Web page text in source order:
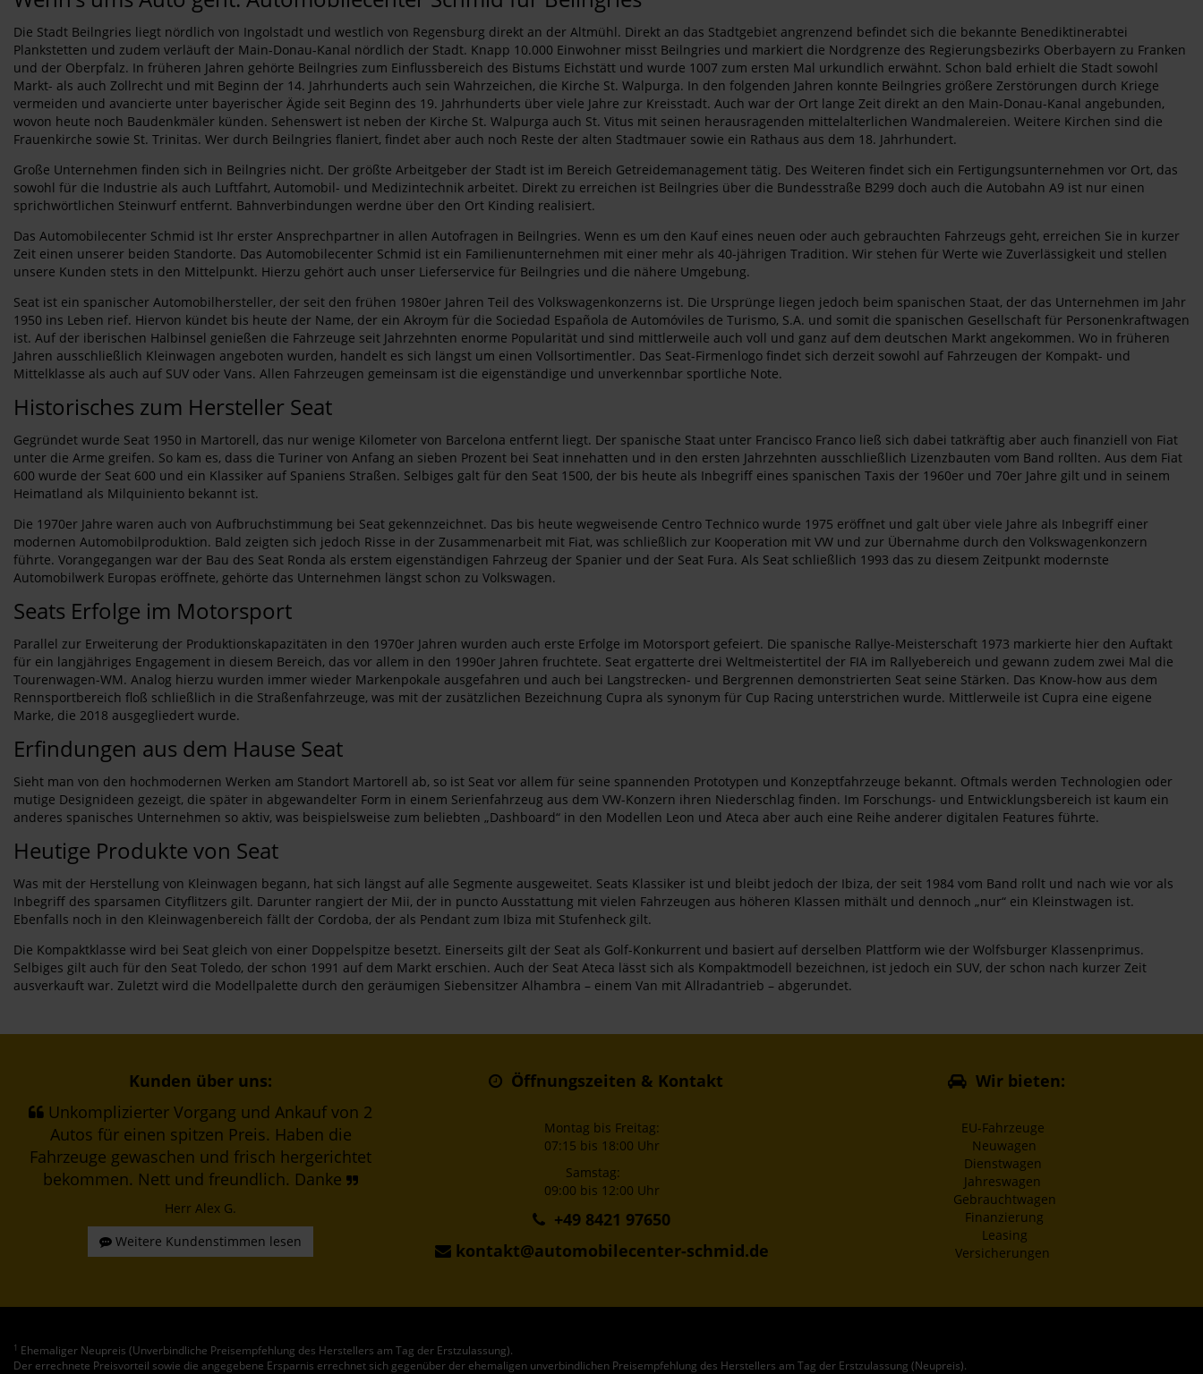
Die Stadt Beilngries liegt nördlich von Ingolstadt und westlich von Regensburg direkt an der Altmühl. Direkt an das Stadtgebiet angrenzend befindet sich die bekannte Benediktinerabtei
Plankstetten und zudem verläuft der Main-Donau-Kanal nördlich der Stadt. Knapp 10.000 Einwohner misst Beilngries und markiert die Nordgrenze des Regierungsbezirks Oberbayern zu Franken
und der Oberpfalz. In früheren Jahren gehörte Beilngries zum Einflussbereich des Bistums Eichstätt und wurde 1007 zum ersten Mal urkundlich erwähnt. Schon bald erhielt die Stadt sowohl
Markt- als auch Zollrecht und mit Beginn der 14. Jahrhunderts auch sein Wahrzeichen, die Kirche St. Walpurga. In den folgenden Jahren konnte Beilngries größere Zerstörungen durch Kriege
vermeiden und avancierte unter bayerischer Ägide seit Beginn des 19. Jahrhunderts über viele Jahre zur Kreisstadt. Auch war der Ort lange Zeit direkt an den Main-Donau-Kanal angebunden,
wovon heute noch Baudenkmäler künden. Sehenswert ist neben der Kirche St. Walpurga auch St. Vitus mit seinen herausragenden mittelalterlichen Wandmalereien. Weitere Kirchen sind die
Frauenkirche sowie St. Trinitas. Wer durch Beilngries flaniert, findet aber auch noch Reste der alten Stadtmauer sowie ein Rathaus aus dem 18. Jahrhundert.
Große Unternehmen finden sich in Beilngries nicht. Der größte Arbeitgeber der Stadt ist im Bereich Getreidemanagement tätig. Des Weiteren findet sich ein Fertigungsunternehmen vor Ort, das
sowohl für die Industrie als auch Luftfahrt, Automobil- und Medizintechnik arbeitet. Direkt zu erreichen ist Beilngries über die Bundesstraße B299 doch auch die Autobahn A9 ist nur einen
sprichwörtlichen Steinwurf entfernt. Bahnverbindungen werdne über den Ort Kinding realisiert.
Das Automobilecenter Schmid ist Ihr erster Ansprechpartner in allen Autofragen in Beilngries. Wenn es um den Kauf eines neuen oder auch gebrauchten Fahrzeugs geht, erreichen Sie in kurzer
Zeit einen unserer beiden Standorte. Das Automobilecenter Schmid ist ein Familienunternehmen mit einer mehr als 40-jährigen Tradition. Wir stehen für Werte wie Zuverlässigkeit und stellen
unsere Kunden stets in den Mittelpunkt. Hierzu gehört auch unser Lieferservice für Beilngries und die nähere Umgebung.
Seat ist ein spanischer Automobilhersteller, der seit den frühen 1980er Jahren Teil des Volkswagenkonzerns ist. Die Ursprünge liegen jedoch beim spanischen Staat, der das Unternehmen im Jahr
1950 ins Leben rief. Hiervon kündet bis heute der Name, der ein Akroym für die Sociedad Española de Automóviles de Turismo, S.A. und somit die spanischen Gesellschaft für Personenkraftwagen
ist. Auf der iberischen Halbinsel genießen die Fahrzeuge seit Jahrzehnten enorme Popularität und sind mittlerweile auch voll und ganz auf dem deutschen Markt angekommen. Wo in früheren
Jahren ausschließlich Kleinwagen angeboten wurden, handelt es sich längst um einen Vollsortimentler. Das Seat-Firmenlogo findet sich derzeit sowohl auf Fahrzeugen der Kompakt- und
Mittelklasse als auch auf SUV oder Vans. Allen Fahrzeugen gemeinsam ist die eigenständige und unverkennbar sportliche Note.
Historisches zum Hersteller Seat
Gegründet wurde Seat 1950 in Martorell, das nur wenige Kilometer von Barcelona entfernt liegt. Der spanische Staat unter Francisco Franco ließ sich dabei tatkräftig aber auch finanziell von Fiat
unter die Arme greifen. So kam es, dass die Turiner von Anfang an sieben Prozent bei Seat innehatten und in den ersten Jahrzehnten ausschließlich Lizenzbauten vom Band rollten. Aus dem Fiat
600 wurde der Seat 600 und ein Klassiker auf Spaniens Straßen. Selbiges galt für den Seat 1500, der bis heute als Inbegriff eines spanischen Taxis der 1960er und 70er Jahre gilt und in seinem
Heimatland als Milquiniento bekannt ist.
Die 1970er Jahre waren auch von Aufbruchstimmung bei Seat gekennzeichnet. Das bis heute wegweisende Centro Technico wurde 1975 eröffnet und galt über viele Jahre als Inbegriff einer
modernen Automobilproduktion. Bald zeigten sich jedoch Risse in der Zusammenarbeit mit Fiat, was schließlich zur Kooperation mit VW und zur Übernahme durch den Volkswagenkonzern
führte. Vorangegangen war der Bau des Seat Ronda als erstem eigenständigen Fahrzeug der Spanier und der Seat Fura. Als Seat schließlich 1993 das zu diesem Zeitpunkt modernste
Automobilwerk Europas eröffnete, gehörte das Unternehmen längst schon zu Volkswagen.
Seats Erfolge im Motorsport
Parallel zur Erweiterung der Produktionskapazitäten in den 1970er Jahren wurden auch erste Erfolge im Motorsport gefeiert. Die spanische Rallye-Meisterschaft 1973 markierte hier den Auftakt
für ein langjähriges Engagement in diesem Bereich, das vor allem in den 1990er Jahren fruchtete. Seat ergatterte drei Weltmeistertitel der FIA im Rallyebereich und gewann zudem zwei Mal die
Tourenwagen-WM. Analog hierzu wurden immer wieder Markenpokale ausgefahren und auch bei Langstrecken- und Bergrennen demonstrierten Seat seine Stärken. Das Know-how aus dem
Rennsportbereich floß schließlich in die Straßenfahrzeuge, was mit der zusätzlichen Bezeichnung Cupra als synonym für Cup Racing unterstrichen wurde. Mittlerweile ist Cupra eine eigene
Marke, die 2018 ausgegliedert wurde.
Erfindungen aus dem Hause Seat
Sieht man von den hochmodernen Werken am Standort Martorell ab, so ist Seat vor allem für seine spannenden Prototypen und Konzeptfahrzeuge bekannt. Oftmals werden Technologien oder
mutige Designideen gezeigt, die später in abgewandelter Form in einem Serienfahrzeug aus dem VW-Konzern ihren Niederschlag finden. Im Forschungs- und Entwicklungsbereich ist kaum ein
anderes spanisches Unternehmen so aktiv, was beispielsweise zum beliebten „Dashboard“ in den Modellen Leon und Ateca aber auch eine Reihe anderer digitalen Features führte.
Heutige Produkte von Seat
Was mit der Herstellung von Kleinwagen begann, hat sich längst auf alle Segmente ausgeweitet. Seats Klassiker ist und bleibt jedoch der Ibiza, der seit 1984 vom Band rollt und nach wie vor als
Inbegriff des sparsamen Cityflitzers gilt. Darunter rangiert der Mii, der in puncto Ausstattung mit vielen Fahrzeugen aus höheren Klassen mithält und dennoch „nur“ ein Kleinstwagen ist.
Ebenfalls noch in den Kleinwagenbereich fällt der Cordoba, der als Pendant zum Ibiza mit Stufenheck gilt.
Die Kompaktklasse wird bei Seat gleich von einer Doppelspitze besetzt. Einerseits gilt der Seat als Golf-Konkurrent und basiert auf derselben Plattform wie der Wolfsburger Klassenprimus.
Selbiges gilt auch für den Seat Toledo, der schon 1991 auf dem Markt erschien. Auch der Seat Ateca lässt sich als Kompaktmodell bezeichnen, ist jedoch ein SUV, der schon nach kurzer Zeit
ausverkauft war. Zuletzt wird die Modellpalette durch den geräumigen Siebensitzer Alhambra – einem Van mit Allradantrieb – abgerundet.
Kunden über uns:
Unkomplizierter Vorgang und Ankauf von 2
Autos für einen spitzen Preis. Haben die
Fahrzeuge gewaschen und frisch hergerichtet
bekommen. Nett und freundlich. Danke
Herr Alex G.
Weitere Kundenstimmen lesen
Öffnungszeiten & Kontakt
Montag bis Freitag:
07:15 bis 18:00 Uhr
Samstag:
09:00 bis 12:00 Uhr
+49 8421 97650
kontakt@automobilecenter-schmid.de
Wir bieten:
EU-Fahrzeuge
Neuwagen
Dienstwagen
Jahreswagen
Gebrauchtwagen
Finanzierung
Leasing
Versicherungen
1 Ehemaliger Neupreis (Unverbindliche Preisempfehlung des Herstellers am Tag der Erstzulassung).
Der errechnete Preisvorteil sowie die angegebene Ersparnis errechnet sich gegenüber der ehemaligen unverbindlichen Preisempfehlung des Herstellers am Tag der Erstzulassung (Neupreis).